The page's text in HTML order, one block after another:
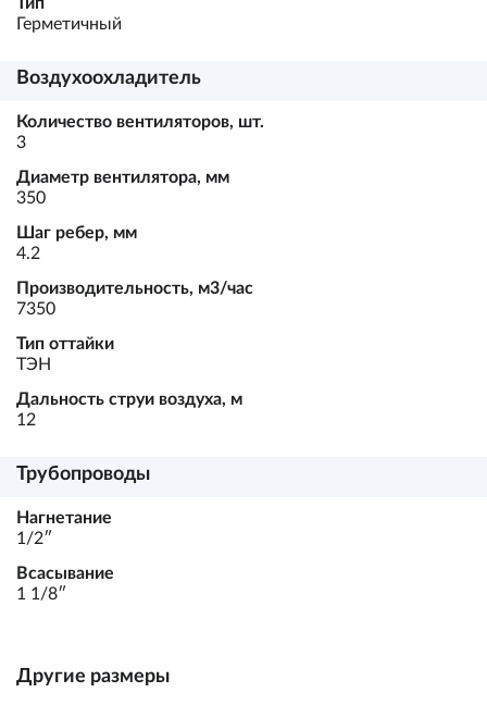
Герметичный
Воздухоохладитель
Количество вентиляторов, шт.
3
Диаметр вентилятора, мм
350
Шаг ребер, мм
4.2
Производительность, м3/час
7350
Тип оттайки
ТЭН
Дальность струи воздуха, м
12
Трубопроводы
Нагнетание
1/2ʺ
Всасывание
1 1/8ʺ
Другие размеры